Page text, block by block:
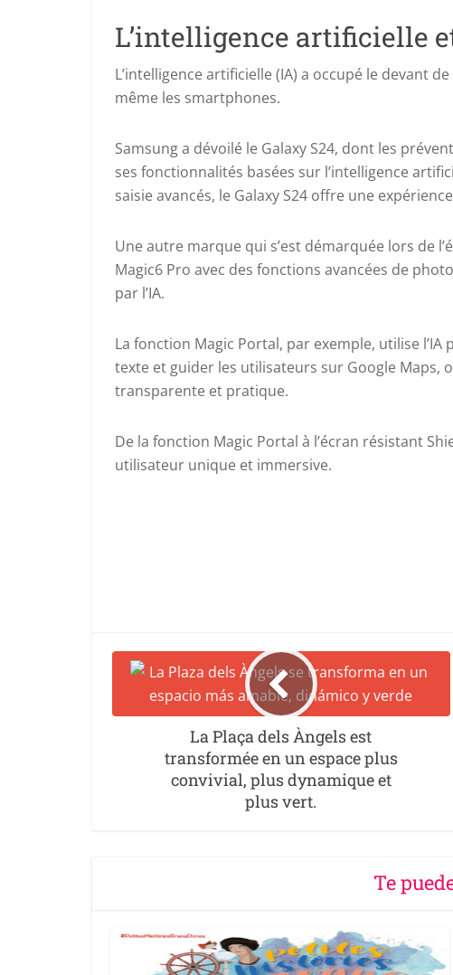
L’intelligence artificielle
L’intelligence artificielle (IA) a occupé le devant
même les smartphones.
Samsung a dévoilé le Galaxy S24, dont les
ses fonctionnalités basées sur l’intelligence
saisie avancés, le Galaxy S24 offre une
Une autre marque qui s’est démarquée lors de
Magic6 Pro avec des fonctions avancées de
par l’IA.
La fonction Magic Portal, par exemple, utilise
texte et guider les utilisateurs sur Google Maps,
transparente et pratique.
De la fonction Magic Portal à l’écran résistant
utilisateur unique et immersive.
La Plaça dels Àngels est
transformée en un espace plus
convivial, plus dynamique et
plus vert.
Te